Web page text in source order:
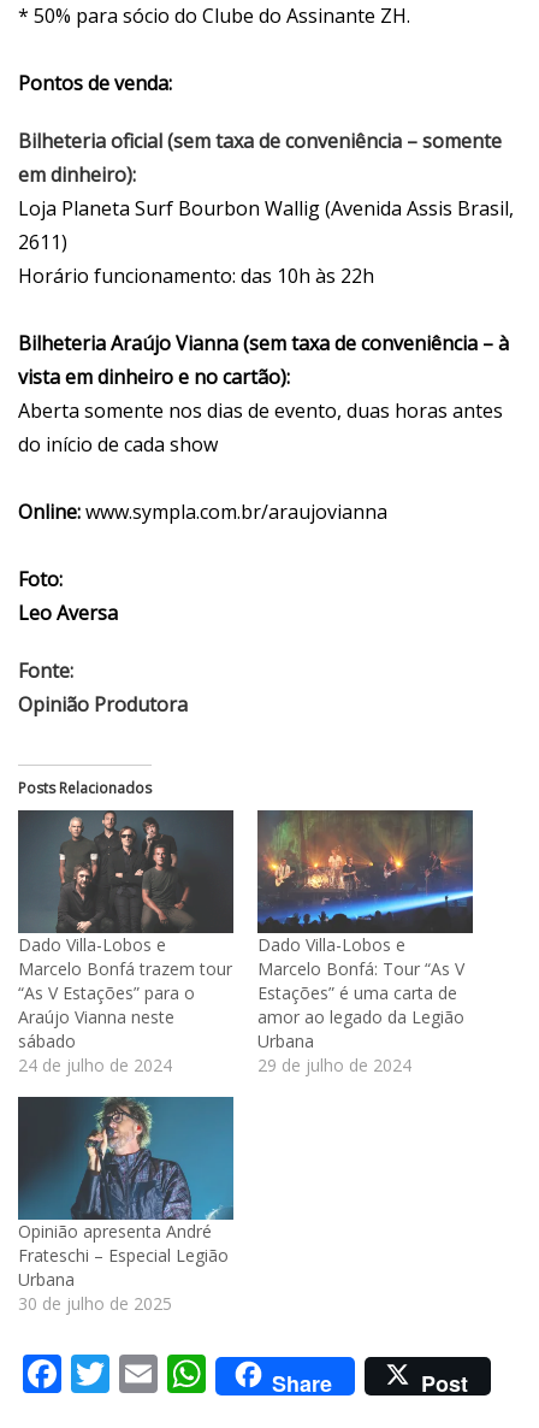
* 50% para sócio do Clube do Assinante ZH.
Pontos de venda:
Bilheteria oficial (sem taxa de conveniência – somente
em dinheiro):
Loja Planeta Surf Bourbon Wallig (Avenida Assis Brasil,
2611)
Horário funcionamento: das 10h às 22h
Bilheteria Araújo Vianna (sem taxa de conveniência – à
vista em dinheiro e no cartão):
Aberta somente nos dias de evento, duas horas antes
do início de cada show
Online:www.sympla.com.br/araujovianna
Foto:
Leo Aversa
Fonte:
Opinião Produtora
Posts Relacionados
Dado Villa-Lobos e
Marcelo Bonfá trazem tour
“As V Estações” para o
Araújo Vianna neste
sábado
24 de julho de 2024
Dado Villa-Lobos e
Marcelo Bonfá: Tour “As V
Estações” é uma carta de
amor ao legado da Legião
Urbana
29 de julho de 2024
Opinião apresenta André
Frateschi – Especial Legião
Urbana
30 de julho de 2025
Facebook
Twitter
EmailWhatsApp
Share Post